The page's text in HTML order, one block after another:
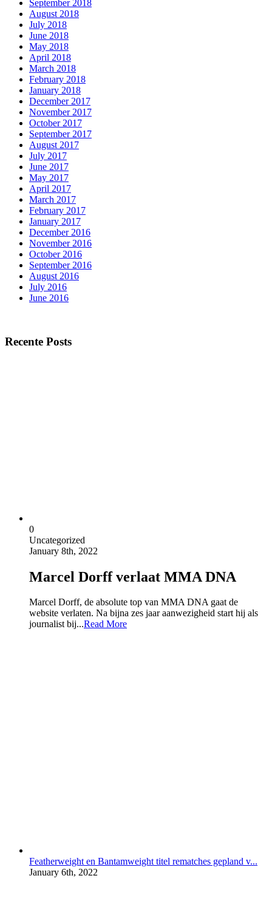
September 2018
August 2018
July 2018
June 2018
May 2018
April 2018
March 2018
February 2018
January 2018
December 2017
November 2017
October 2017
September 2017
August 2017
July 2017
June 2017
May 2017
April 2017
March 2017
February 2017
January 2017
December 2016
November 2016
October 2016
September 2016
August 2016
July 2016
June 2016
Recente Posts
0
Uncategorized
January 8th, 2022
Marcel Dorff verlaat MMA DNA
Marcel Dorff, de absolute top van MMA DNA gaat de
website verlaten. Na bijna zes jaar aanwezigheid start hij als
journalist bij...Read More
Featherweight en Bantamweight titel rematches gepland v...
January 6th, 2022